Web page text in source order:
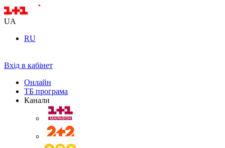
UA
RU
Вхід в кабінет
Онлайн
ТБ програма
Канали